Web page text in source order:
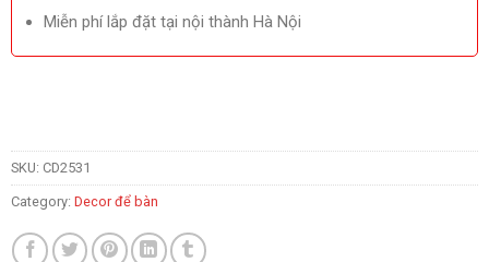
Miễn phí lắp đặt tại nội thành Hà Nội
SKU: CD2531
Category: Decor để bàn